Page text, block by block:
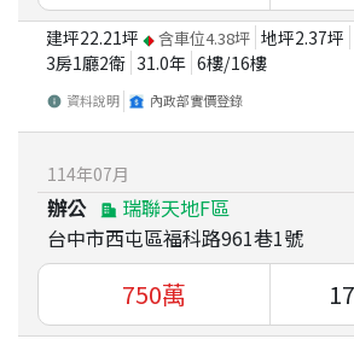
建坪22.21坪 含車位4.38坪 地坪2.37坪
3房1廳2衛 31.0年 6樓/16樓
資料說明 內政部實價登錄
114年07月
辦公
瑞聯天地F區
台中市西屯區福科路961巷1號
750萬